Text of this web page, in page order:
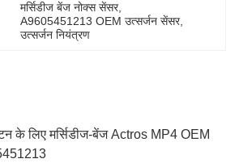
मर्सिडीज बेंज नोक्स सेंसर,
A9605451213 OEM उत्सर्जन सेंसर,
उत्सर्जन नियंत्रण
के लिए मर्सिडीज-बेंज Actros MP4 OEM